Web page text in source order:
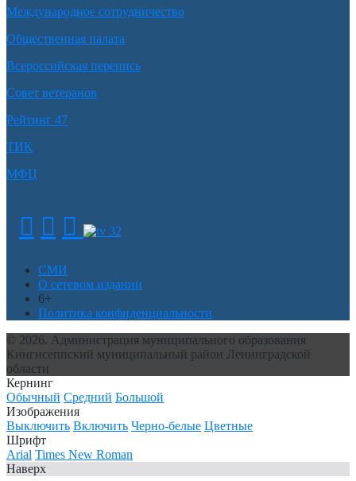
Международное сотрудничество
Общественная палата
Всероссийская перепись
Совет ветеранов
Рейтинг 47
ТИК
МФЦ
СМИ
О сетевом издании
6+
Политика конфиденциальности
© 2026. Администрация муниципального образования
Кингисеппский муниципальный район Ленинградской
области
Кернинг
Обычный Средний Большой
Изображения
Выключить Включить Черно-белые Цветные
Шрифт
Arial Times New Roman
Наверх